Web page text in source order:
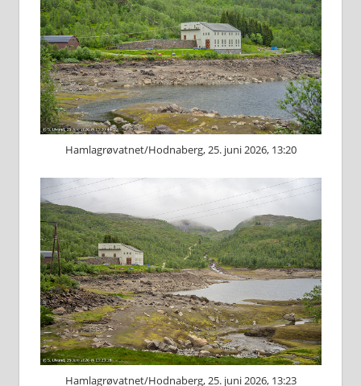
Hamlagrøvatnet/Hodnaberg, 25. juni 2026, 13:20
Hamlagrøvatnet/Hodnaberg, 25. juni 2026, 13:23